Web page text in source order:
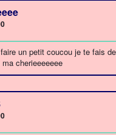
un petit coucou je te fais
cherieeeeeee